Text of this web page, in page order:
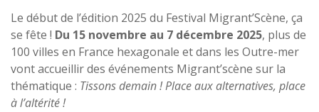
Le début de l’édition 2025 du Festival Migrant’Scène, ça
se fête ! Du 15 novembre au 7 décembre 2025, plus de
100 villes en France hexagonale et dans les Outre-mer
vont accueillir des événements Migrant’scène sur la
thématique : Tissons demain ! Place aux alternatives, place
à l’altérité !